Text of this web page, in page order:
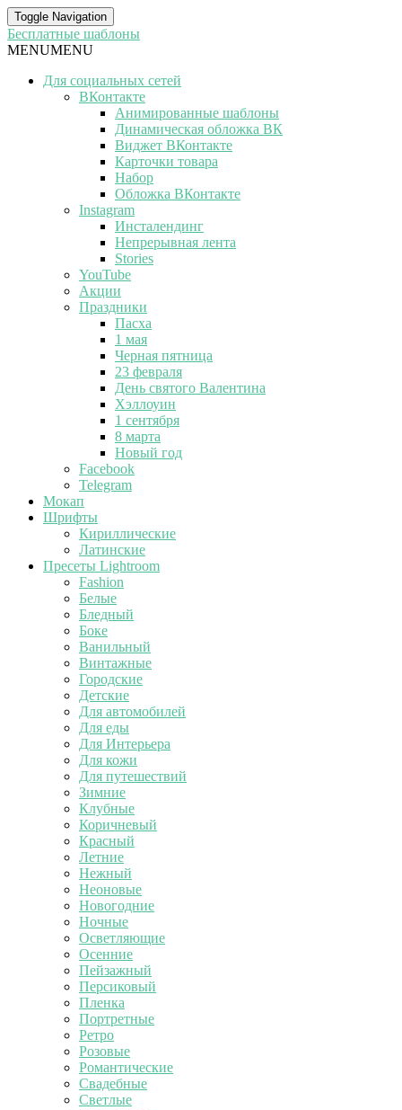
Toggle Navigation
Бесплатные шаблоны
MENUMENU
Для социальных сетей
ВКонтакте
Анимированные шаблоны
Динамическая обложка ВК
Виджет ВКонтакте
Карточки товара
Набор
Обложка ВКонтакте
Instagram
Инсталендинг
Непрерывная лента
Stories
YouTube
Акции
Праздники
Пасха
1 мая
Черная пятница
23 февраля
День святого Валентина
Хэллоуин
1 сентября
8 марта
Новый год
Facebook
Telegram
Мокап
Шрифты
Кириллические
Латинские
Пресеты Lightroom
Fashion
Белые
Бледный
Боке
Ванильный
Винтажные
Городские
Детские
Для автомобилей
Для еды
Для Интерьера
Для кожи
Для путешествий
Зимние
Клубные
Коричневый
Красный
Летние
Нежный
Неоновые
Новогодние
Ночные
Осветляющие
Осенние
Пейзажный
Персиковый
Пленка
Портретные
Ретро
Розовые
Романтические
Свадебные
Светлые